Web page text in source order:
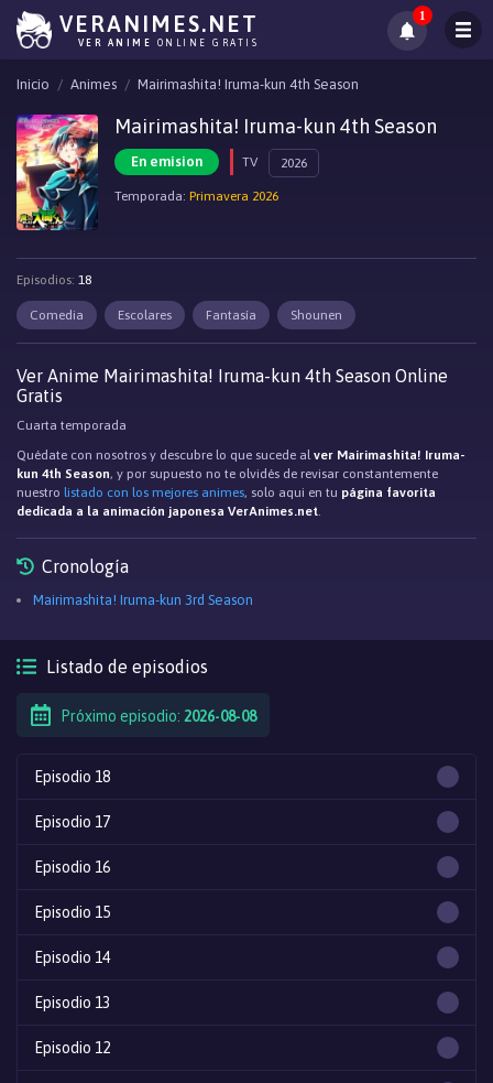
VERANIMES.NET
VER ANIME ONLINE GRATIS
1
Inicio Animes Mairimashita! Iruma-kun 4th Season
Mairimashita! Iruma-kun 4th Season
En emision TV 2026
Temporada: Primavera 2026
Episodios: 18
Comedia Escolares Fantasía Shounen
Ver Anime Mairimashita! Iruma-kun 4th Season Online
Gratis
Cuarta temporada
Quédate con nosotros y descubre lo que sucede alver Mairimashita! Iruma-
kun 4th Season, y por supuesto no te olvidés de revisar constantemente
nuestro listado con los mejores animes, solo aqui en tu página favorita
dedicada a la animación japonesa VerAnimes.net.
Cronología
Mairimashita! Iruma-kun 3rd Season
Listado de episodios
Próximo episodio: 2026-08-08
Episodio 18
Episodio 17
Episodio 16
Episodio 15
Episodio 14
Episodio 13
Episodio 12